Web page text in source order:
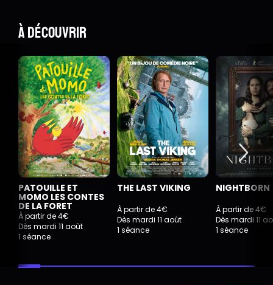
À découvrir
PATOUILLE ET
MOMO LES CONTES
DE LA FORET
À partir de 4€
Dès mardi 11 août
1 séance
THE LAST VIKING
À partir de 4€
Dès mardi 11 août
1 séance
NIGHTBORN
À partir de 4€
Dès mardi 11
1 séance